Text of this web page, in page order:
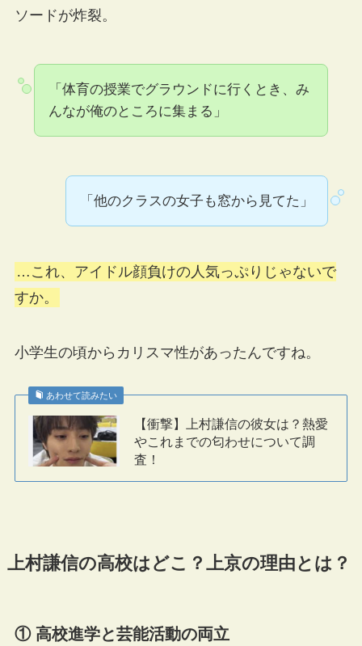
ソードが炸裂。
「体育の授業でグラウンドに行くとき、み
んなが俺のところに集まる」
「他のクラスの女子も窓から見てた」
…これ、アイドル顔負けの人気っぷりじゃないで
すか。
小学生の頃からカリスマ性があったんですね。
あわせて読みたい
【衝撃】上村謙信の彼女は？熱愛
やこれまでの匂わせについて調
査！
上村謙信の高校はどこ？上京の理由とは？
① 高校進学と芸能活動の両立